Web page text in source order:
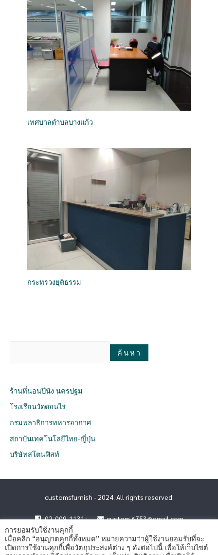
เทศบาลตำบลบางแก้ว
กระทรวงยุติธรรม
ค้นหา
ร้านที่นอนปีนัง นครปฐม
โรงเรียนวัดดอนไร่
กรมพลาธิการทหารอากาศ
สถาบันเทคโนโลยีไทย-ญี่ปุ่น
บริษัทสโตนฟิสท์
customsfurnish - 2024. All rights reserved.
02-009-1131 : custom.6753@gmail.com
การยอมรับใช้งานคุกกี้
เมื่อคลิก “อนุญาตคุกกี้ทั้งหมด” หมายความว่าผู้ใช้งานยอมรับที่จะ
เปิดการใช้งานคุกกี้เพื่อวัตถุประสงค์ต่าง ๆ ดังต่อไปนี้ เพื่อให้เว็บไซต์